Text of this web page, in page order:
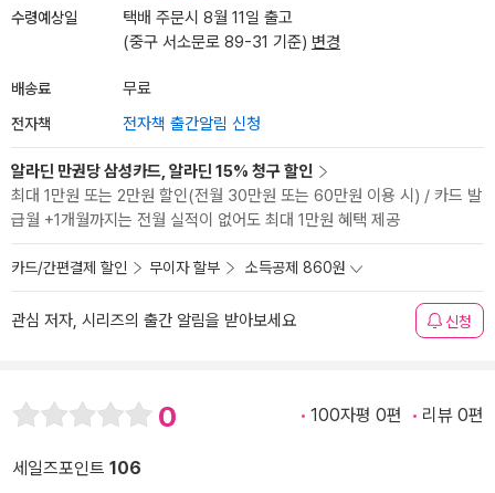
수령예상일
택배 주문시 8월 11일 출고
(중구 서소문로 89-31 기준) 변경
배송료 무료
전자책 전자책 출간알림 신청
알라딘 만권당 삼성카드, 알라딘 15% 청구 할인
최대 1만원 또는 2만원 할인(전월 30만원 또는 60만원 이용 시) / 카드 발
급월 +1개월까지는 전월 실적이 없어도 최대 1만원 혜택 제공
카드/간편결제 할인 무이자 할부 소득공제 860원
관심 저자, 시리즈의 출간 알림을 받아보세요 신청
0 100자평 0편 리뷰 0편
세일즈포인트 106